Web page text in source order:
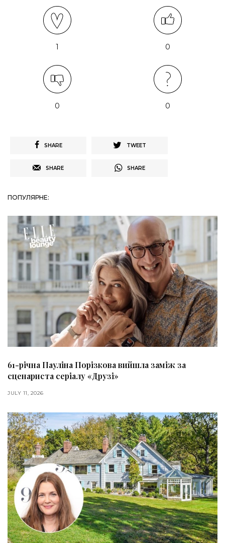
1 0
0 0
SHARE TWEET
SHARE SHARE
ПОПУЛЯРНЕ:
61-річна Пауліна Порізкова вийшла заміж за
сценариста серіалу «Друзі»
JULY 11, 2026